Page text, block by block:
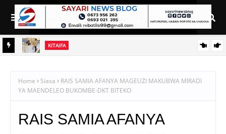
KITAIFA
Home Siasa
RAIS SAMIA AFANYA MAGEUZI MAKUBWA MIRADI
YA MAENDELEO BUKOMBE-DKT BITEKO
RAIS SAMIA AFANYA